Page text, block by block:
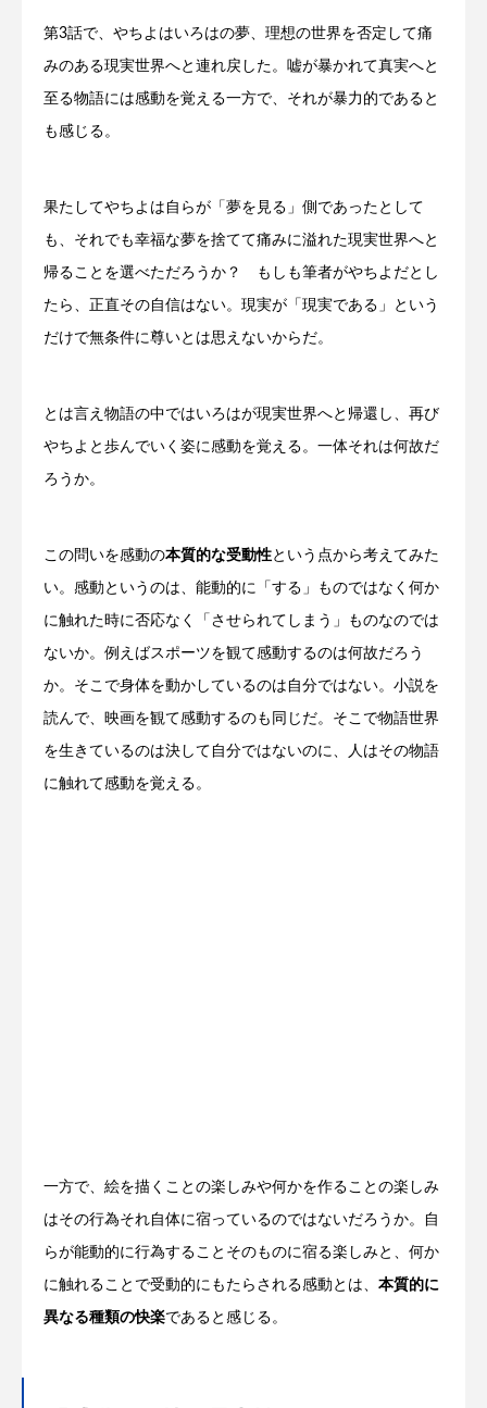
第3話で、やちよはいろはの夢、理想の世界を否定して痛
みのある現実世界へと連れ戻した。嘘が暴かれて真実へと
至る物語には感動を覚える一方で、それが暴力的であると
も感じる。
果たしてやちよは自らが「夢を見る」側であったとして
も、それでも幸福な夢を捨てて痛みに溢れた現実世界へと
帰ることを選べただろうか？ もしも筆者がやちよだとし
たら、正直その自信はない。現実が「現実である」という
だけで無条件に尊いとは思えないからだ。
とは言え物語の中ではいろはが現実世界へと帰還し、再び
やちよと歩んでいく姿に感動を覚える。一体それは何故だ
ろうか。
この問いを感動の本質的な受動性という点から考えてみた
い。感動というのは、能動的に「する」ものではなく何か
に触れた時に否応なく「させられてしまう」ものなのでは
ないか。例えばスポーツを観て感動するのは何故だろう
か。そこで身体を動かしているのは自分ではない。小説を
読んで、映画を観て感動するのも同じだ。そこで物語世界
を生きているのは決して自分ではないのに、人はその物語
に触れて感動を覚える。
一方で、絵を描くことの楽しみや何かを作ることの楽しみ
はその行為それ自体に宿っているのではないだろうか。自
らが能動的に行為することそのものに宿る楽しみと、何か
に触れることで受動的にもたらされる感動とは、 本質的に
異なる種類の快楽であると感じる。